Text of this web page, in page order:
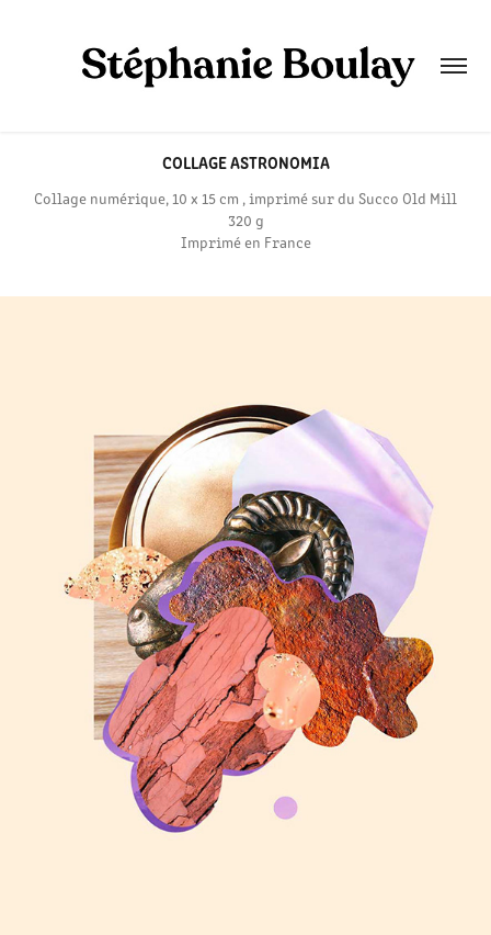
COLLAGE ASTRONOMIA
Collage numérique, 10 x 15 cm , imprimé sur du Succo Old Mill
320 g
Imprimé en France